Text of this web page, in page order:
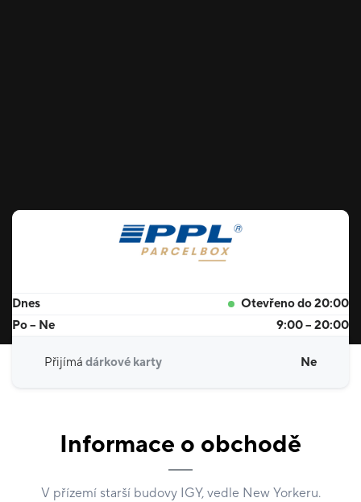
Dnes
Otevřeno do 20:00
Po – Ne
9:00 – 20:00
Přijímá dárkové karty Ne
Informace o obchodě
V přízemí starší budovy IGY, vedle New Yorkeru.